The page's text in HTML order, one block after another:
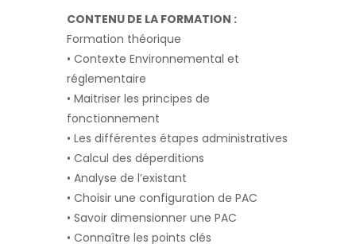
CONTENU DE LA FORMATION :
Formation théorique
• Contexte Environnemental et
réglementaire
• Maitriser les principes de
fonctionnement
• Les différentes étapes administratives
• Calcul des déperditions
• Analyse de l’existant
• Choisir une configuration de PAC
• Savoir dimensionner une PAC
• Connaître les points clés